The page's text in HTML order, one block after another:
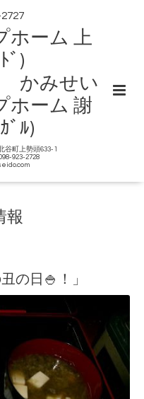
ーム 上
ﾄﾞ)
かみせい
ーム 謝
ﾞﾙ)
谷町上勢頭633-1
923-2728
報
の日🍚！」